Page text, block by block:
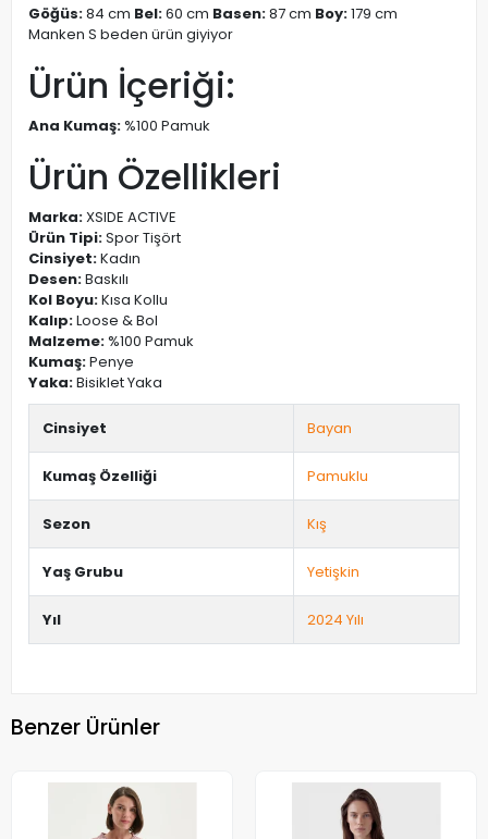
Göğüs:84 cm Bel:60 cm Basen:87 cm Boy:179 cm
Manken S beden ürün giyiyor
Ürün İçeriği:
Ana Kumaş: %100 Pamuk
Ürün Özellikleri
Marka:XSIDE ACTIVE
Ürün Tipi:Spor Tişört
Cinsiyet:Kadın
Desen:Baskılı
Kol Boyu:Kısa Kollu
Kalıp:Loose & Bol
Malzeme: %100 Pamuk
Kumaş:Penye
Yaka:Bisiklet Yaka
Cinsiyet Bayan
Kumaş Özelliği Pamuklu
Sezon Kış
Yaş Grubu Yetişkin
Yıl 2024 Yılı
Benzer Ürünler